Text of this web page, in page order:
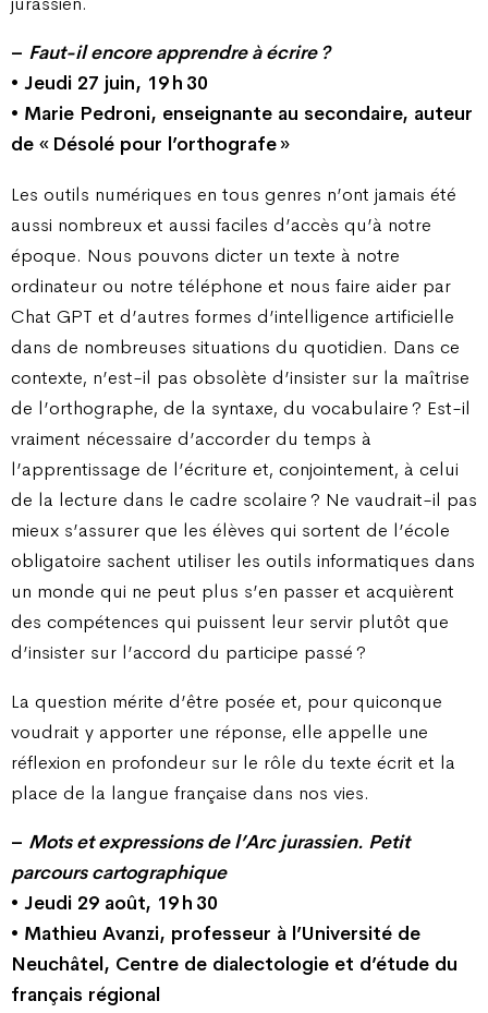
– Faut-il encore apprendre à écrire ?
• Jeudi 27 juin, 19 h 30
• Marie Pedroni, enseignante au secondaire, auteur
de « Désolé pour l’orthografe »
Les outils numériques en tous genres n’ont jamais été
aussi nombreux et aussi faciles d’accès qu’à notre
époque. Nous pouvons dicter un texte à notre
ordinateur ou notre téléphone et nous faire aider par
Chat GPT et d’autres formes d’intelligence artificielle
dans de nombreuses situations du quotidien. Dans ce
contexte, n’est-il pas obsolète d’insister sur la maîtrise
de l’orthographe, de la syntaxe, du vocabulaire ? Est-il
vraiment nécessaire d’accorder du temps à
l’apprentissage de l’écriture et, conjointement, à celui
de la lecture dans le cadre scolaire ? Ne vaudrait-il pas
mieux s’assurer que les élèves qui sortent de l’école
obligatoire sachent utiliser les outils informatiques dans
un monde qui ne peut plus s’en passer et acquièrent
des compétences qui puissent leur servir plutôt que
d’insister sur l’accord du participe passé ?
La question mérite d’être posée et, pour quiconque
voudrait y apporter une réponse, elle appelle une
réflexion en profondeur sur le rôle du texte écrit et la
place de la langue française dans nos vies.
– Mots et expressions de l’Arc jurassien. Petit
parcours cartographique
• Jeudi 29 août, 19 h 30
• Mathieu Avanzi, professeur à l’Université de
Neuchâtel, Centre de dialectologie et d’étude du
français régional